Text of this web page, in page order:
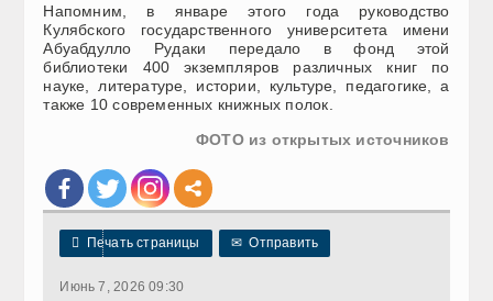
Напомним, в январе этого года руководство
Кулябского государственного университета имени
Абуабдулло Рудаки передало в фонд этой
библиотеки 400 экземпляров различных книг по
науке, литературе, истории, культуре, педагогике, а
также 10 современных книжных полок.
ФОТО из открытых источников
 Печать страницы ✉ Отправить
Июнь 7, 2026 09:30